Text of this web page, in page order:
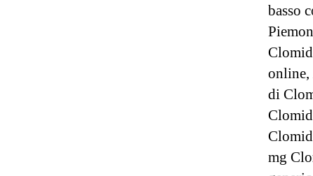
basso
online,
di
mg